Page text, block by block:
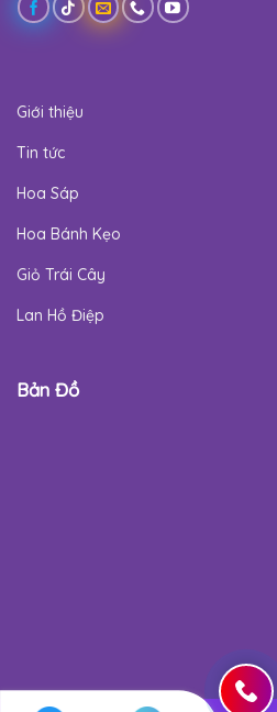
Giới thiệu
Tin tức
Hoa Sáp
Hoa Bánh Kẹo
Giỏ Trái Cây
Lan Hồ Điệp
Bản Đồ